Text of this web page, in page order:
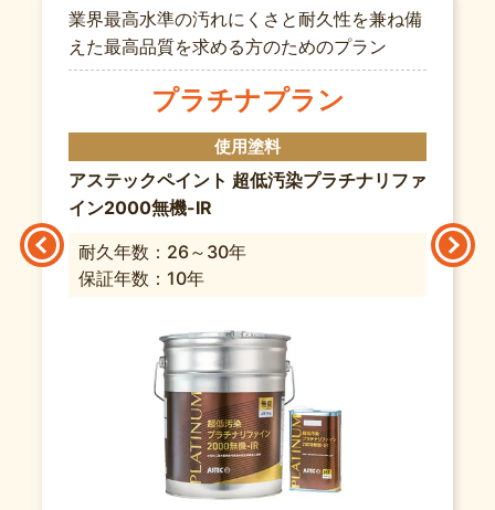
業界最高水準の汚れにくさと耐久性を兼ね備
えた最高品質を求める方のためのプラン
プラチナプラン
使用塗料
アステックペイント 超低汚染プラチナリファ
イン2000無機-IR
耐久年数：26～30年
保証年数：10年